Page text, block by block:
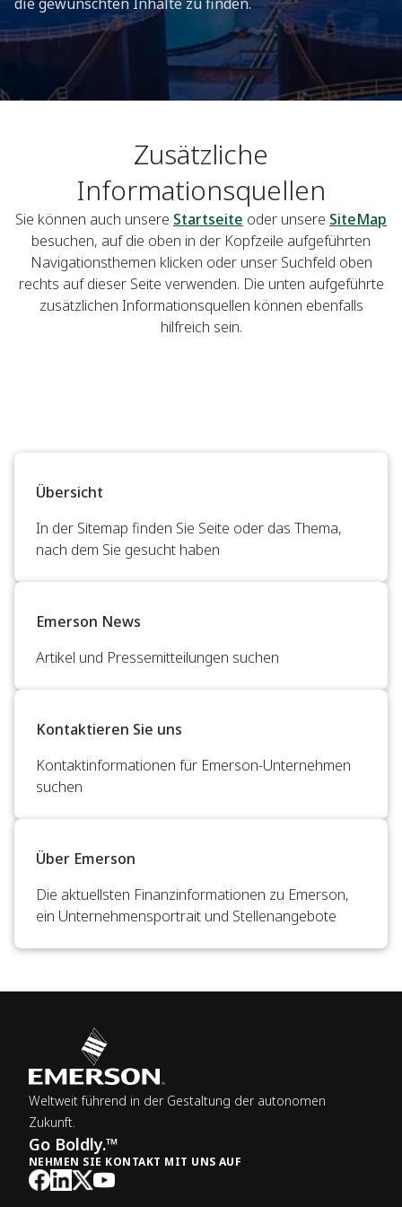
Zusätzliche
Informationsquellen
Sie können auch unsere Startseite oder unsere SiteMap
besuchen, auf die oben in der Kopfzeile aufgeführten
Navigationsthemen klicken oder unser Suchfeld oben
rechts auf dieser Seite verwenden. Die unten aufgeführte
zusätzlichen Informationsquellen können ebenfalls
hilfreich sein.
Übersicht
In der Sitemap finden Sie Seite oder das Thema,
nach dem Sie gesucht haben
Emerson News
Artikel und Pressemitteilungen suchen
Kontaktieren Sie uns
Kontaktinformationen für Emerson-Unternehmen
suchen
Über Emerson
Die aktuellsten Finanzinformationen zu Emerson,
ein Unternehmensportrait und Stellenangebote
Weltweit führend in der Gestaltung der autonomen
Zukunft.
Go Boldly.™
NEHMEN SIE KONTAKT MIT UNS AUF